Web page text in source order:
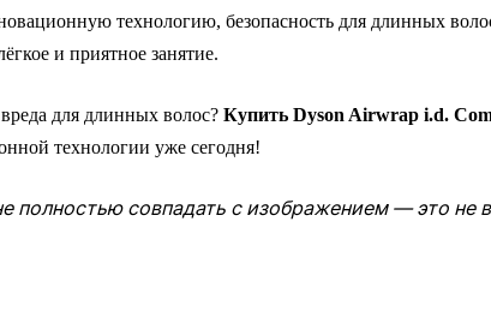
технологию, безопасность для длинных
и приятное занятие.
для длинных волос? Купить Dyson Airwrap i.d.
технологии уже сегодня!
полностью совпадать с изображением — это не